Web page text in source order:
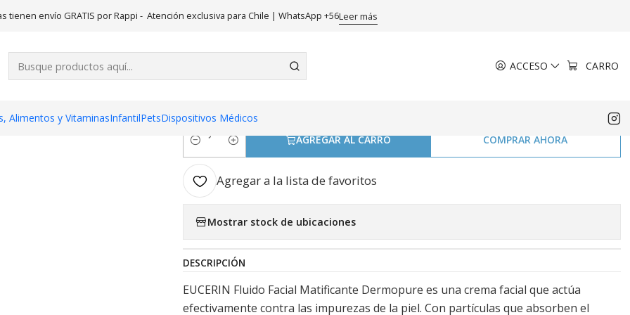
ACCESO CARRO
Alimentos y VitaminasInfantilPetsDispositivos Médicos
tienen envío GRATIS por Rappi - Atención exclusiva para Chile | WhatsApp +56Leer más
Eucerin Dermo Pure Oil control Fluido facial hidratate matificante 50 ml.
Eucerin Dermo Pure Oil control Fluido
Cantidad
AGREGAR AL CARRO COMPRAR AHORA
Agregar a la lista de favoritos
Mostrar stock de ubicaciones
DESCRIPCIÓN
EUCERIN Fluido Facial Matificante Dermopure es una crema facial que actúa
efectivamente contra las impurezas de la piel. Con partículas que absorben el